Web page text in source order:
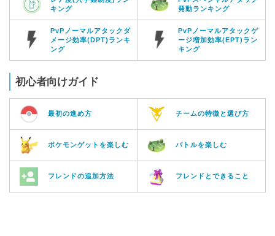
キング
発動ランキング
PvPノーマルアタックダ
メージ効率(DPT)ランキ
ング
PvPノーマルアタックゲ
ージ増加効率(EPT)ラン
キング
初心者向けガイド
最初の進め方 チームの特徴と選び方
ポケモンゲットを楽しむ バトルを楽しむ
フレンドの追加方法 フレンドとできること